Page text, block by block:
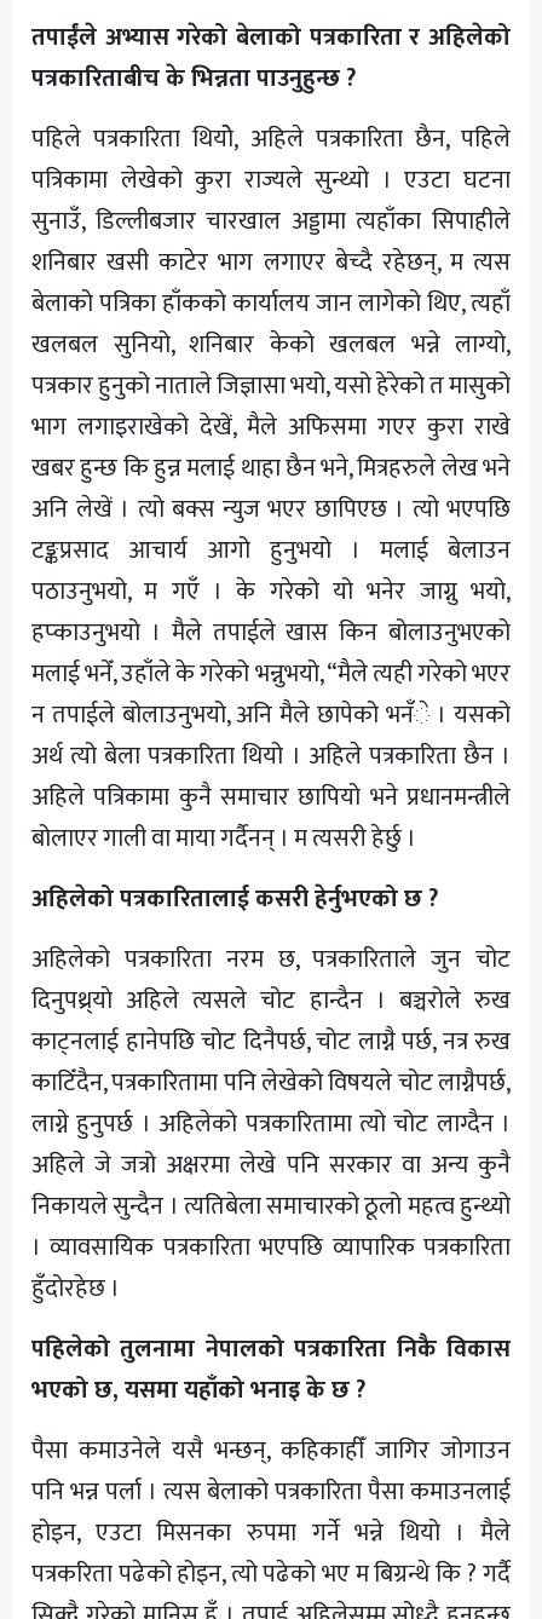
तपाईंले अभ्यास गरेको बेलाको पत्रकारिता र अहिलेको
पत्रकारिताबीच के भिन्नता पाउनुहुन्छ ?
पहिले पत्रकारिता थियोे, अहिले पत्रकारिता छैन, पहिले
पत्रिकामा लेखेको कुरा राज्यले सुन्थ्यो । एउटा घटना
सुनाउँ, डिल्लीबजार चारखाल अड्डामा त्यहाँका सिपाहीले
शनिबार खसी काटेर भाग लगाएर बेच्दै रहेछन्, म त्यस
बेलाको पत्रिका हाँकको कार्यालय जान लागेको थिए, त्यहाँ
खलबल सुनियो, शनिबार केको खलबल भन्ने लाग्यो,
पत्रकार हुनुको नाताले जिज्ञासा भयो, यसो हेरेको त मासुको
भाग लगाइराखेको देखें, मैले अफिसमा गएर कुरा राखे
खबर हुन्छ कि हुन्न मलाई थाहा छैन भने, मित्रहरुले लेख भने
अनि लेखें । त्यो बक्स न्युज भएर छापिएछ । त्यो भएपछि
टङ्कप्रसाद आचार्य आगो हुनुभयो । मलाई बेलाउन
पठाउनुभयो, म गएँ । के गरेको यो भनेर जाग्नु भयो,
हप्काउनुभयो । मैले तपाईले खास किन बोलाउनुभएको
मलाई भनेँ, उहाँले के गरेको भन्नुभयो, “मैले त्यही गरेको भएर
न तपाईले बोलाउनुभयो, अनि मैले छापेको भनँे । यसको
अर्थ त्यो बेला पत्रकारिता थियो । अहिले पत्रकारिता छैन ।
अहिले पत्रिकामा कुनै समाचार छापियो भने प्रधानमन्त्रीले
बोलाएर गाली वा माया गर्दैनन् । म त्यसरी हेर्छु ।
अहिलेको पत्रकारितालाई कसरी हेर्नुभएको छ ?
अहिलेको पत्रकारिता नरम छ, पत्रकारिताले जुन चोट
दिनुपथ्र्याे अहिले त्यसले चोट हान्दैन । बञ्चरोले रुख
काट्नलाई हानेपछि चोट दिनैपर्छ, चोट लाग्नै पर्छ, नत्र रुख
काटिँदैन, पत्रकारितामा पनि लेखेको विषयले चोट लाग्नैपर्छ,
लाग्ने हुनुपर्छ । अहिलेको पत्रकारितामा त्यो चोट लाग्दैन ।
अहिले जे जत्रो अक्षरमा लेखे पनि सरकार वा अन्य कुनै
निकायले सुन्दैन । त्यतिबेला समाचारको ठूलो महत्व हुन्थ्यो
। व्यावसायिक पत्रकारिता भएपछि व्यापारिक पत्रकारिता
हुँदोरहेछ ।
पहिलेको तुलनामा नेपालको पत्रकारिता निकै विकास
भएको छ, यसमा यहाँको भनाइ के छ ?
पैसा कमाउनेले यसै भन्छन्, कहिकाहीँ जागिर जोगाउन
पनि भन्न पर्ला । त्यस बेलाको पत्रकारिता पैसा कमाउनलाई
होइन, एउटा मिसनका रुपमा गर्ने भन्ने थियो । मैले
पत्रकरिता पढेको होइन, त्यो पढेको भए म बिग्रन्थे कि ? गर्दै